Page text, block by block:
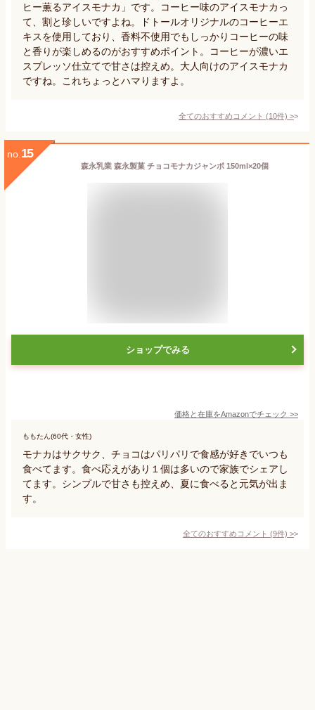
ヒー薫るアイスモナカ」です。コーヒー味のアイスモナカっ
て、割と珍しいですよね。ドトールオリジナルのコーヒーエ
キスを使用しており、香料不使用でもしっかりコーヒーの味
と香りが楽しめるのがおすすめポイント。コーヒーが濃いエ
スプレッソ仕立てで甘さは控えめ。大人向けのアイスモナカ
ですね。これちょっとハマりますよ。
全てのおすすめコメント (10件) >
no. 15
森永乳業 森永製菓 チョコモナカジャンボ 150ml×20個
ショップでみる
価格と在庫をAmazonでチェック >>
ももたん(60代・女性)
モナカはサクサク、チョコはパリパリで食感が好きでいつも
食べてます。食べ応えがあり１個は多いので家族でシェアし
てます。シンプルで甘さも控えめ、夏に食べると元気が出ま
す。
全てのおすすめコメント (9件) >